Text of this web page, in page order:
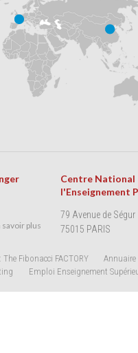
savoir plus
Centre National
l'Enseignement
79 Avenue de Ségur
75015 PARIS
Fibonacci FACTORY
Annuaire
Emploi Enseignement